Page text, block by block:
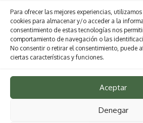
Para ofrecer las mejores experiencias,
cookies para almacenar y/o acceder a la
consentimiento de estas tecnologías nos
comportamiento de navegación o las
No consentir o retirar el consentimiento, puede
ciertas características y funciones.
Aceptar
Denegar
+34 689 858
Aviso Legal
Política de cookies